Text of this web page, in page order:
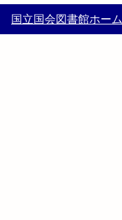
国立国会図書館ホーム